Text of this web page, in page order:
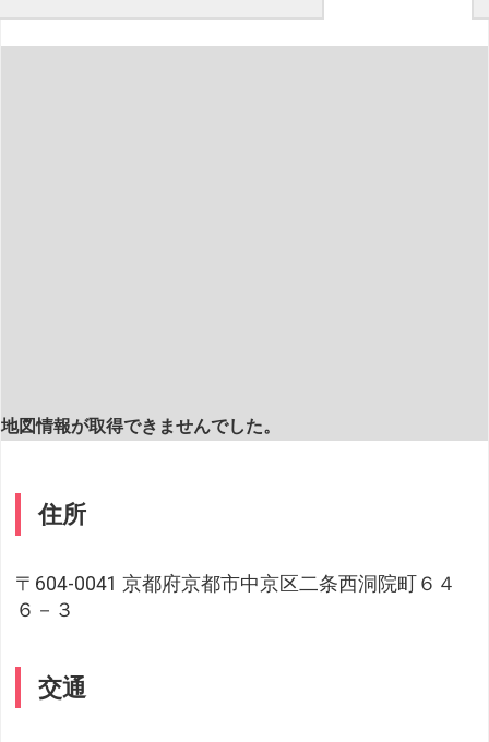
地図情報が取得できませんでした。
住所
〒604-0041 京都府京都市中京区二条西洞院町６４
６－３
交通